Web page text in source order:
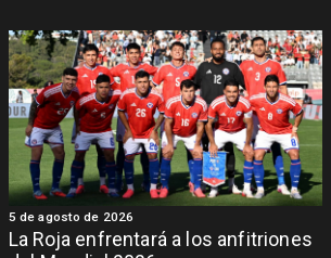
La Roja enfrentará a los anfitriones
5 de agosto de 2026